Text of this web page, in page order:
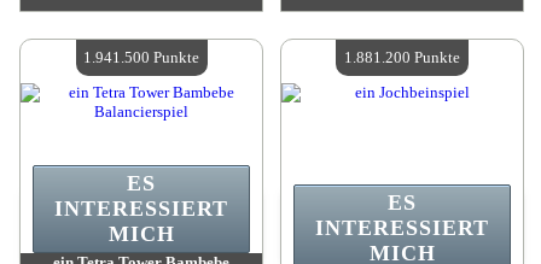
Verfügbare Menge:4
Verfügbare Menge:4
ES
INTERESSIERT
MICH
1.941.500 Punkte
ES
INTERESSIERT
MICH
1.881.200 Punkte